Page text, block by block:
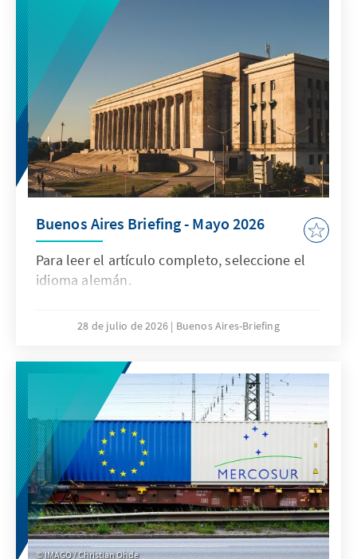
Buenos Aires Briefing - Mayo 2026
Para leer el artículo completo, seleccione el
idioma alemán.
28 de julio de 2026 Buenos Aires-Briefing
IMAGO / Christian Ohde